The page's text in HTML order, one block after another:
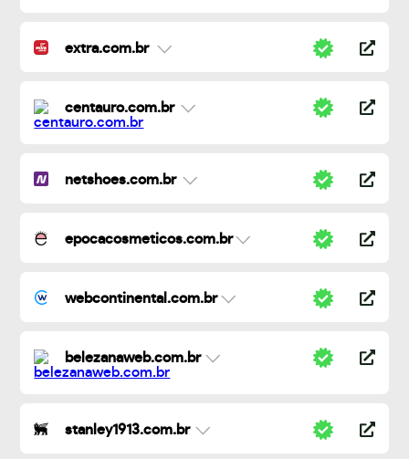
extra.com.br
centauro.com.br
netshoes.com.br
epocacosmeticos.com.br
webcontinental.com.br
belezanaweb.com.br
stanley1913.com.br